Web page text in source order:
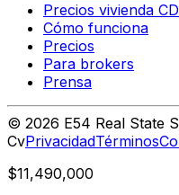
Precios vivienda
Cómo funciona
Precios
Para brokers
Prensa
© 2026 E54 Real State
CvPrivacidadTérminos
$11,490,000